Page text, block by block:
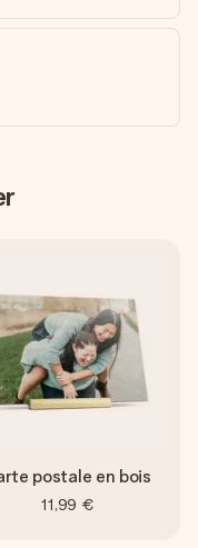
postale en bois
11,99 €